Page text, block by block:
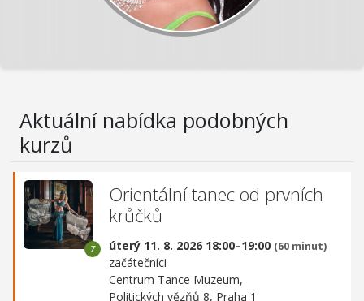
Aktuální nabídka podobných
kurzů
Orientální tanec od prvních
krůčků
úterý 11. 8. 2026 18:00–19:00 (60 minut)
začátečníci
Centrum Tance Muzeum,
Politických vězňů 8, Praha 1